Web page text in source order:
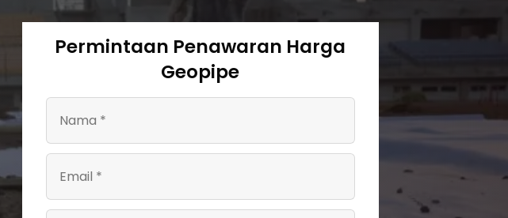
Permintaan Penawaran Harga
Geopipe